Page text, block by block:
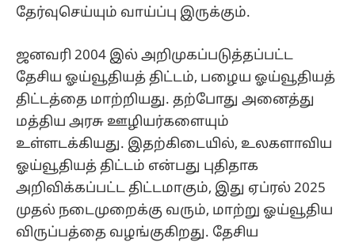
தேர்வுசெய்யும் வாய்ப்பு இருக்கும்.
ஜனவரி 2004 இல் அறிமுகப்படுத்தப்பட்ட
தேசிய ஓய்வூதியத் திட்டம், பழைய ஓய்வூதியத்
திட்டத்தை மாற்றியது. தற்போது அனைத்து
மத்திய அரசு ஊழியர்களையும்
உள்ளடக்கியது. இதற்கிடையில், உலகளாவிய
ஓய்வூதியத் திட்டம் என்பது புதிதாக
அறிவிக்கப்பட்ட திட்டமாகும், இது ஏப்ரல் 2025
முதல் நடைமுறைக்கு வரும், மாற்று ஓய்வூதிய
விருப்பத்தை வழங்குகிறது. தேசிய